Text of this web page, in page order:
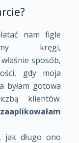
nam figle
kręgi,
sposób,
gdy moja
byłam gotowa
klientów.
jak długo ono